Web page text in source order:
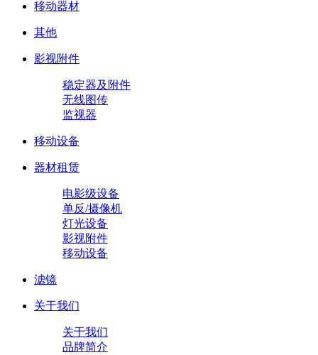
移动器材
其他
影视附件
稳定器及附件
无线图传
监视器
移动设备
器材租赁
电影级设备
单反/摄像机
灯光设备
影视附件
移动设备
滤镜
关于我们
关于我们
品牌简介